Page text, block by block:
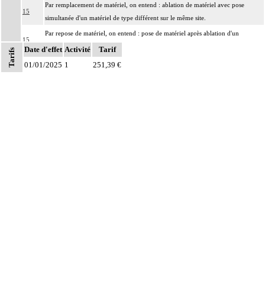
15
Par remplacement de matériel, on entend : ablation de matériel avec pose
simultanée d'un matériel de type différent sur le même site.
15
Par repose de matériel, on entend : pose de matériel après ablation d'un
précédent au cours d'une intervention préalable.
Par évidement d'un os, on entend :
Tarifs Date d'effet Activité
Tarif
01/01/2025 1 251,39 €